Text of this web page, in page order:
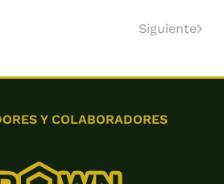
Siguiente
Y COLABORADORES